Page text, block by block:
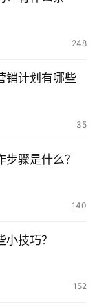
248
销计划有哪些
35
骤是什么？
140
技巧？
152